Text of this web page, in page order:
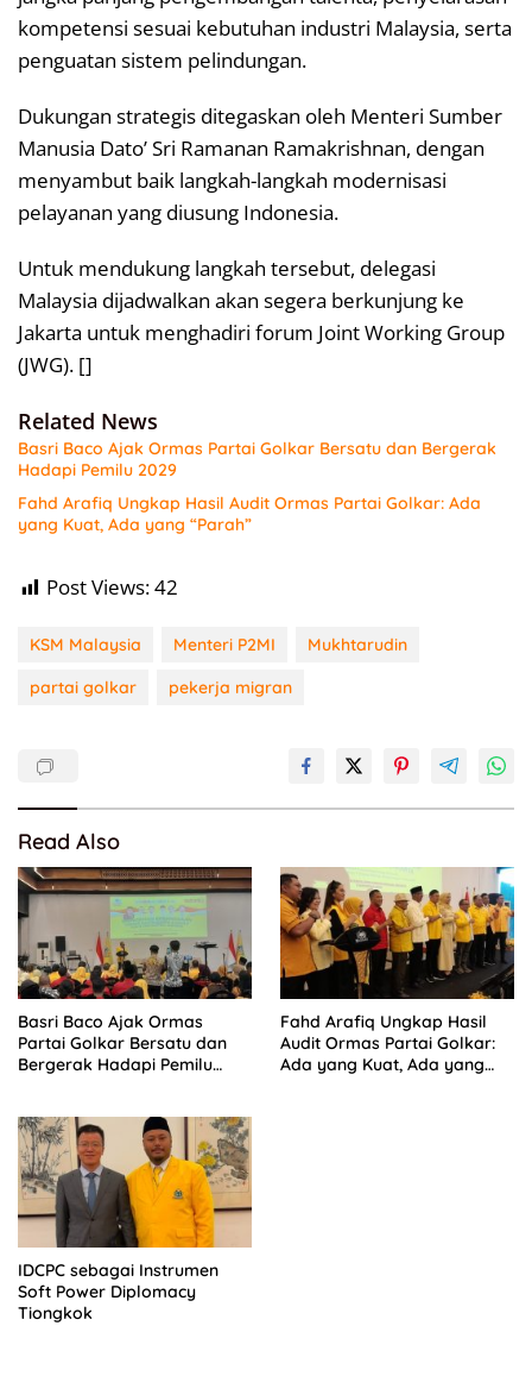
kompetensi sesuai kebutuhan industri Malaysia, serta
penguatan sistem pelindungan.
Dukungan strategis ditegaskan oleh Menteri Sumber
Manusia Dato’ Sri Ramanan Ramakrishnan, dengan
menyambut baik langkah-langkah modernisasi
pelayanan yang diusung Indonesia.
Untuk mendukung langkah tersebut, delegasi
Malaysia dijadwalkan akan segera berkunjung ke
Jakarta untuk menghadiri forum Joint Working Group
(JWG). []
Related News
Basri Baco Ajak Ormas Partai Golkar Bersatu dan Bergerak
Hadapi Pemilu 2029
Fahd Arafiq Ungkap Hasil Audit Ormas Partai Golkar: Ada
yang Kuat, Ada yang “Parah”
Post Views:42
KSM Malaysia Menteri P2MI
Mukhtarudin
partai golkar
pekerja migran
Read Also
Basri Baco Ajak Ormas
Partai Golkar Bersatu dan
Bergerak Hadapi Pemilu
Fahd Arafiq Ungkap Hasil
Audit Ormas Partai Golkar:
Ada yang Kuat, Ada yang
IDCPC sebagai Instrumen
Soft Power Diplomacy
Tiongkok